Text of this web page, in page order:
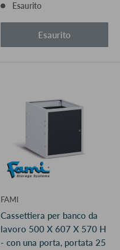
Esaurito
Esaurito
FAMI
Cassettiera per banco da
lavoro 500 X 607 X 570 H
- con una porta, portata 25